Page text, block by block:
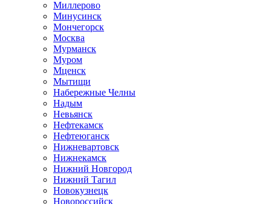
Миллерово
Минусинск
Мончегорск
Москва
Мурманск
Муром
Мценск
Мытищи
Набережные Челны
Надым
Невьянск
Нефтекамск
Нефтеюганск
Нижневартовск
Нижнекамск
Нижний Новгород
Нижний Тагил
Новокузнецк
Новороссийск